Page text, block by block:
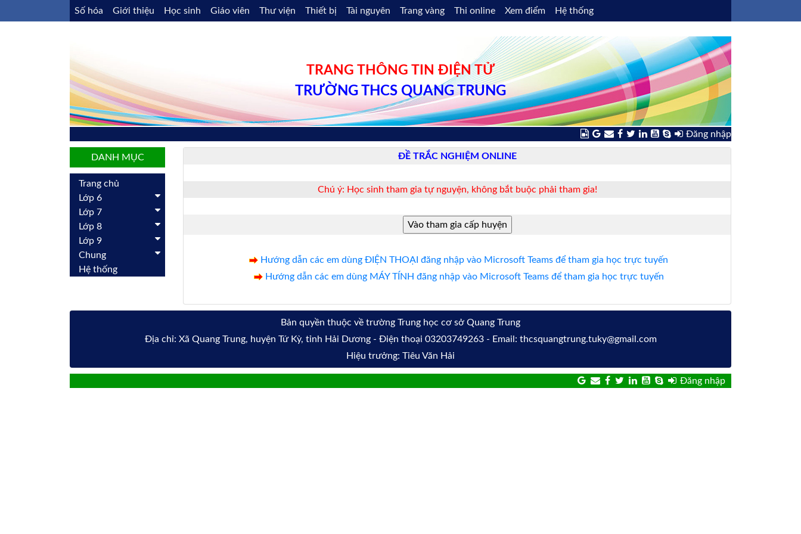
Số hóa Giới thiệu Học sinh Giáo viên Thư viện Thiết bị Tài nguyên Trang vàng Thi online Xem điểm Hệ thống
TRANG THÔNG TIN ĐIỆN TỬ
TRƯỜNG THCS QUANG TRUNG
Đăng nhập
DANH MỤC
Trang chủ
Lớp 6
Lớp 7
Lớp 8
Lớp 9
Chung
Hệ thống
ĐỀ TRẮC NGHIỆM ONLINE
Chú ý: Học sinh tham gia tự nguyện, không bắt buộc phải tham gia!
Hướng dẫn các em dùng ĐIỆN THOẠI đăng nhập vào Microsoft Teams để tham gia học trực tuyến
Hướng dẫn các em dùng MÁY TÍNH đăng nhập vào Microsoft Teams để tham gia học trực tuyến
Bản quyền thuộc về trường Trung học cơ sở Quang Trung
Địa chỉ: Xã Quang Trung, huyện Tứ Kỳ, tỉnh Hải Dương - Điện thoại 03203749263 - Email: thcsquangtrung.tuky@gmail.com
Hiệu trưởng: Tiêu Văn Hải
Đăng nhập